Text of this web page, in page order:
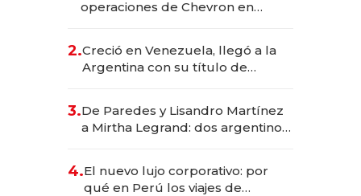
operaciones de Chevron en
2.Creció en Venezuela, llegó a la
Argentina con su título de
las marcas "fast premium"
3.De Paredes y Lisandro Martínez
a Mirtha Legrand: dos argentinos
4.El nuevo lujo corporativo: por
qué en Perú los viajes de